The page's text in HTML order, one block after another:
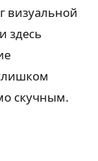
визуальной
здесь
скучным.